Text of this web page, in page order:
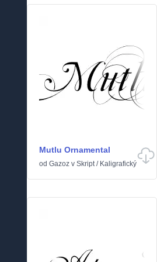
Mutlu Ornamental
od Gazoz v Skript/ Kaligrafický